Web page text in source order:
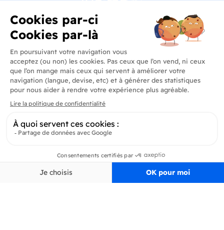
Produits
En savoir plus
Informations
Inscrivez-vous et soyez au courant de toutes les dernières nouveautés de